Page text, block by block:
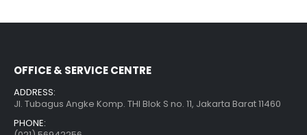
OFFICE & SERVICE CENTRE
ADDRESS:
Jl. Tubagus Angke Komp. THI Blok S no. 11, Jakarta Barat 11460
PHONE: